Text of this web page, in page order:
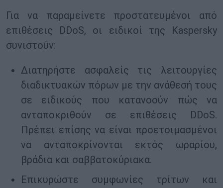
Για να παραμείνετε προστατευμένοι από
επιθέσεις DDoS, οι ειδικοί της Kaspersky
συνιστούν:
Διατηρήστε ασφαλείς τις λειτουργίες
διαδικτυακών πόρων με την ανάθεσή τους
σε ειδικούς που κατανοούν πώς να
ανταποκριθούν σε επιθέσεις DDoS.
Πρέπει επίσης να είναι προετοιμασμένοι
να ανταποκρίνονται εκτός ωραρίου,
βράδια και σαββατοκύριακα.
Επικυρώστε συμφωνίες τρίτων και